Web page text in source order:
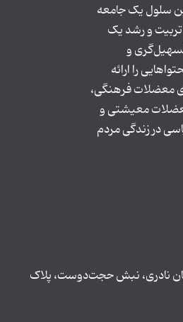
سلول یک جامعه
و رشد یک
تسهیل‌گری و
را ارائه
معضلات فرهنگی،
معیشتی و
در زندگی مردم
نادری، نبش حجت‌دوست، پلاک